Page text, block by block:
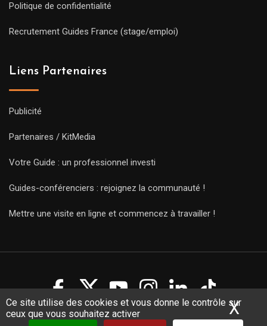
Ce site utilise des cookies et vous donne le contrôle sur
ceux que vous souhaitez activer
X
Politique de confidentialité
Recrutement Guides France (stage/emploi)
Liens Partenaires
Publicité
Partenaires / KitMedia
Votre Guide : un professionnel investi
Guides-conférenciers : rejoignez la communauté !
Mettre une visite en ligne et commencez à travailler !
Copyright Guides 2021. Tous droits réservés.
Développement